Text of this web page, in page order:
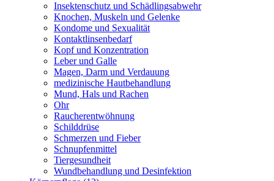
Insektenschutz und Schädlingsabwehr
Knochen, Muskeln und Gelenke
Kondome und Sexualität
Kontaktlinsenbedarf
Kopf und Konzentration
Leber und Galle
Magen, Darm und Verdauung
medizinische Hautbehandlung
Mund, Hals und Rachen
Ohr
Raucherentwöhnung
Schilddrüse
Schmerzen und Fieber
Schnupfenmittel
Tiergesundheit
Wundbehandlung und Desinfektion